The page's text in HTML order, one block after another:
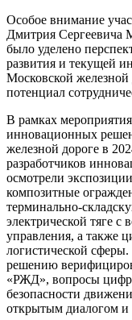
Особое внимание
Дмитрия Сергеевича
было уделено
развития и текущей
Московской железной
потенциал
В рамках
инновационных
железной дороге в
разработчиков
осмотрели
композитные
терминально-
электрической тяге
управления, а также
логистической
решению
«РЖД», вопросы
безопасности
открытым диалогом и